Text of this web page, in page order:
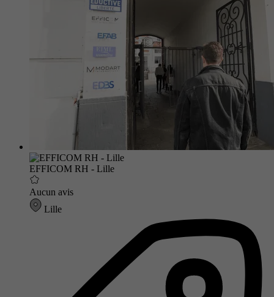
EFFICOM RH - Lille
Aucun avis
Lille